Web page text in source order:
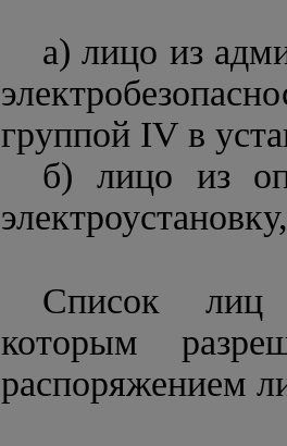
а) лицо из
группой IV в
б) лицо из
Список лиц
которым
распоряжением